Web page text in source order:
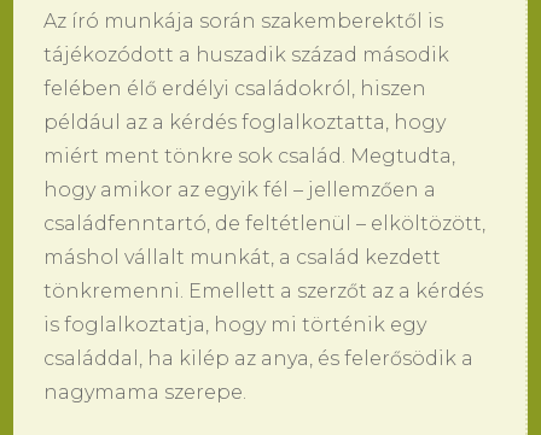
Az író munkája során szakemberektől is
tájékozódott a huszadik század második
felében élő erdélyi családokról, hiszen
például az a kérdés foglalkoztatta, hogy
miért ment tönkre sok család. Megtudta,
hogy amikor az egyik fél – jellemzően a
családfenntartó, de feltétlenül – elköltözött,
máshol vállalt munkát, a család kezdett
tönkremenni. Emellett a szerzőt az a kérdés
is foglalkoztatja, hogy mi történik egy
családdal, ha kilép az anya, és felerősödik a
nagymama szerepe.